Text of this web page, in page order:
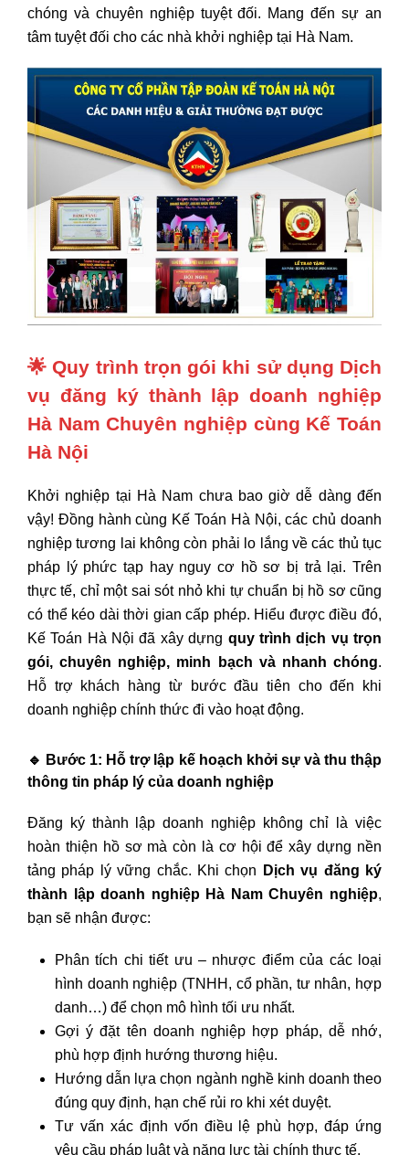
chóng và chuyên nghiệp tuyệt đối. Mang đến sự an
tâm tuyệt đối cho các nhà khởi nghiệp tại Hà Nam.
🌟 Quy trình trọn gói khi sử dụng Dịch
vụ đăng ký thành lập doanh nghiệp
Hà Nam Chuyên nghiệp cùng Kế Toán
Hà Nội
Khởi nghiệp tại Hà Nam chưa bao giờ dễ dàng đến
vậy! Đồng hành cùng Kế Toán Hà Nội, các chủ doanh
nghiệp tương lai không còn phải lo lắng về các thủ tục
pháp lý phức tạp hay nguy cơ hồ sơ bị trả lại. Trên
thực tế, chỉ một sai sót nhỏ khi tự chuẩn bị hồ sơ cũng
có thể kéo dài thời gian cấp phép. Hiểu được điều đó,
Kế Toán Hà Nội đã xây dựng quy trình dịch vụ trọn
gói, chuyên nghiệp, minh bạch và nhanh chóng.
Hỗ trợ khách hàng từ bước đầu tiên cho đến khi
doanh nghiệp chính thức đi vào hoạt động.
🔹 Bước 1: Hỗ trợ lập kế hoạch khởi sự và thu thập
thông tin pháp lý của doanh nghiệp
Đăng ký thành lập doanh nghiệp không chỉ là việc
hoàn thiện hồ sơ mà còn là cơ hội để xây dựng nền
tảng pháp lý vững chắc. Khi chọn
Dịch vụ đăng ký
thành lập doanh nghiệp Hà Nam Chuyên nghiệp,
bạn sẽ nhận được:
Phân tích chi tiết ưu – nhược điểm của các loại
hình doanh nghiệp (TNHH, cổ phần, tư nhân, hợp
danh…) để chọn mô hình tối ưu nhất.
Gợi ý đặt tên doanh nghiệp hợp pháp, dễ nhớ,
phù hợp định hướng thương hiệu.
Hướng dẫn lựa chọn ngành nghề kinh doanh theo
đúng quy định, hạn chế rủi ro khi xét duyệt.
Tư vấn xác định vốn điều lệ phù hợp, đáp ứng
yêu cầu pháp luật và năng lực tài chính thực tế.